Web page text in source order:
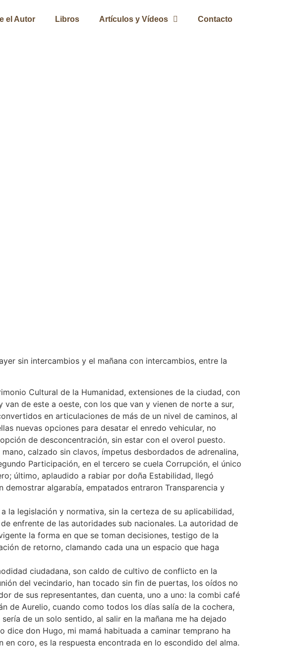
el Autor Libros Artículos y Vídeos Contacto
sin intercambios y el mañana con intercambios, entre la
Cultural de la Humanidad, extensiones de la ciudad, con
de este a oeste, con los que van y vienen de norte a sur,
en articulaciones de más de un nivel de caminos, al
nuevas opciones para desatar el enredo vehicular, no
de desconcentración, sin estar con el overol puesto.
calzado sin clavos, ímpetus desbordados de adrenalina,
Participación, en el tercero se cuela Corrupción, el único
último, aplaudido a rabiar por doña Estabilidad, llegó
demostrar algarabía, empatados entraron Transparencia y
la legislación y normativa, sin la certeza de su aplicabilidad,
enfrente de las autoridades sub nacionales. La autoridad de
la forma en que se toman decisiones, testigo de la
de retorno, clamando cada una un espacio que haga
ciudadana, son caldo de cultivo de conflicto en la
del vecindario, han tocado sin fin de puertas, los oídos no
de sus representantes, dan cuenta, uno a uno: la combi café
de Aurelio, cuando como todos los días salía de la cochera,
de un solo sentido, al salir en la mañana me ha dejado
don Hugo, mi mamá habituada a caminar temprano ha
en coro, es la respuesta encontrada en lo escondido del alma.